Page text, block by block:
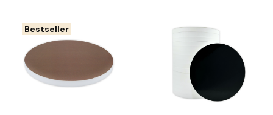
Bestseller